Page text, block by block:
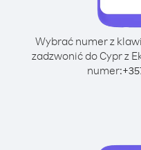
Wybrać numer z
zadzwonić do Cypr z
numer:+